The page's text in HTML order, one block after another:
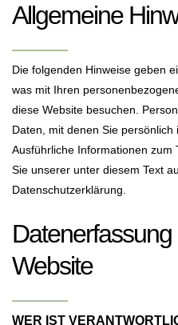
Allgemeine
Die folgenden Hinweise geben
was mit Ihren
diese Website besuchen.
Daten, mit denen Sie persönlich
Ausführliche Informationen
Sie unserer unter diesem Text
Datenschutzerklärung.
Website
WER IST